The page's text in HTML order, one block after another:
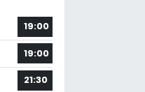
19:00
19:00
21:30